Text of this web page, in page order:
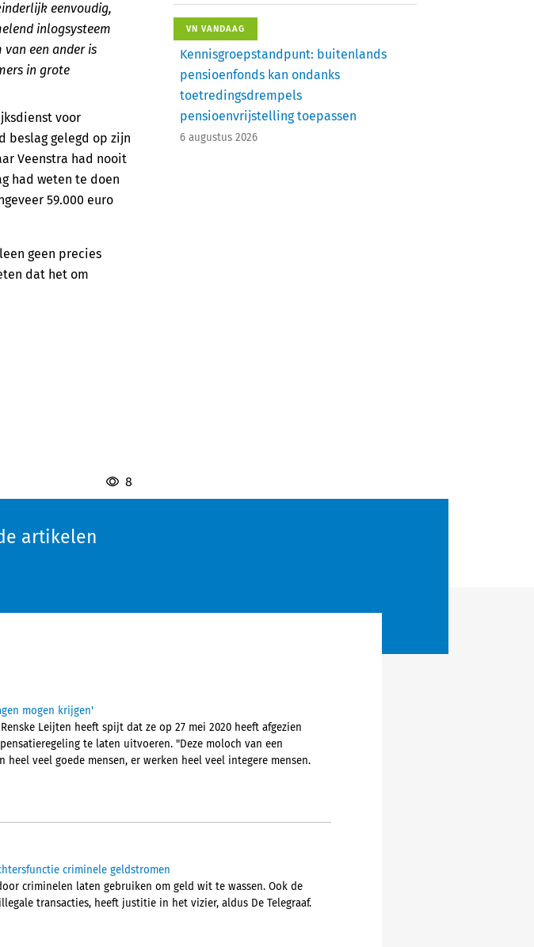
eenvoudig,
inlogsysteem
een ander is
in grote
voor
beslag gelegd op zijn
Veenstra had nooit
had weten te doen
59.000 euro
geen precies
dat het om
8
VN VANDAAG
Kennisgroepstandpunt: buitenlands
pensioenfonds kan ondanks
toetredingsdrempels
pensioenvrijstelling toepassen
6 augustus 2026
artikelen
mogen krijgen'
Leijten heeft spijt dat ze op 27 mei 2020 heeft afgezien
te laten uitvoeren. "Deze moloch van een
veel goede mensen, er werken heel veel integere mensen.
criminele geldstromen
criminelen laten gebruiken om geld wit te wassen. Ook de
transacties, heeft justitie in het vizier, aldus De Telegraaf.